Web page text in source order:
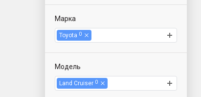
Марка
Toyota 0
Модель
Land Cruiser 0